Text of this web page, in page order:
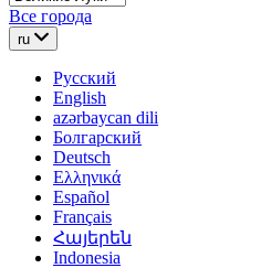
Все города
ru
Русский
English
azərbaycan dili
Болгарский
Deutsch
Ελληνικά
Español
Français
Հայերեն
Indonesia